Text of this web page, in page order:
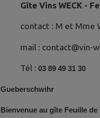
Gîte Vins WECK -
contact : M et Mme
mail : contact@vin-
Tél : 03 89 49 31 30
Gueberschwihr
Bienvenue au gîte Feuille